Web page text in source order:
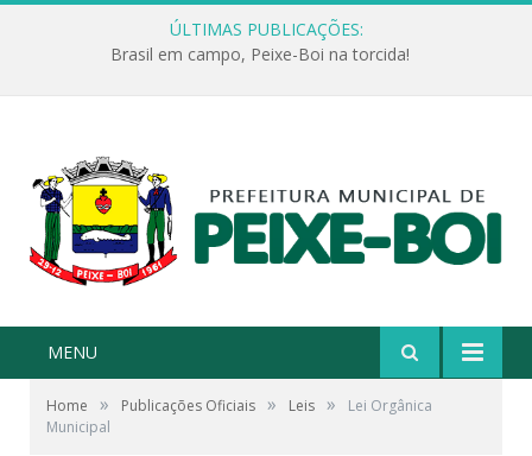
ÚLTIMAS PUBLICAÇÕES:
Brasil em campo, Peixe-Boi na torcida!
MENU
Home » Publicações Oficiais » Leis »
Lei Orgânica
Municipal